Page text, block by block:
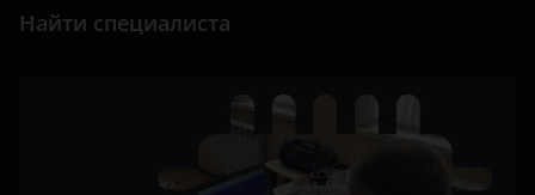
Найти специалиста